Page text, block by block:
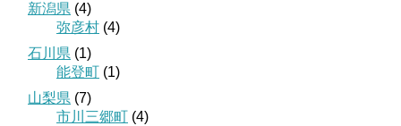
新潟県 (4)
弥彦村 (4)
石川県 (1)
能登町 (1)
山梨県 (7)
市川三郷町 (4)